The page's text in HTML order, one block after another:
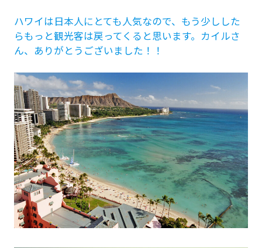
ハワイは日本人にとても人気なので、もう少しした
らもっと観光客は戻ってくると思います。カイルさ
ん、ありがとうございました！！